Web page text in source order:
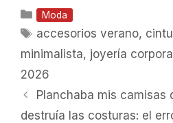
Categorías
Moda
Etiquetas
accesorios verano,
minimalista, joyería
2026
Planchaba mis camisas
destruía las costuras: el